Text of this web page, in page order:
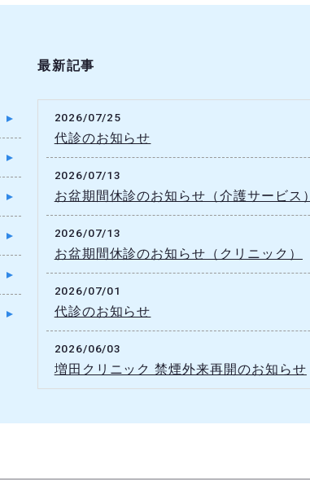
最新記事
2026/07/25
代診のお知らせ
2026/07/13
お盆期間休診のお知らせ（介護サービス）
2026/07/13
お盆期間休診のお知らせ（クリニック）
2026/07/01
代診のお知らせ
2026/06/03
増田クリニック 禁煙外来再開のお知らせ